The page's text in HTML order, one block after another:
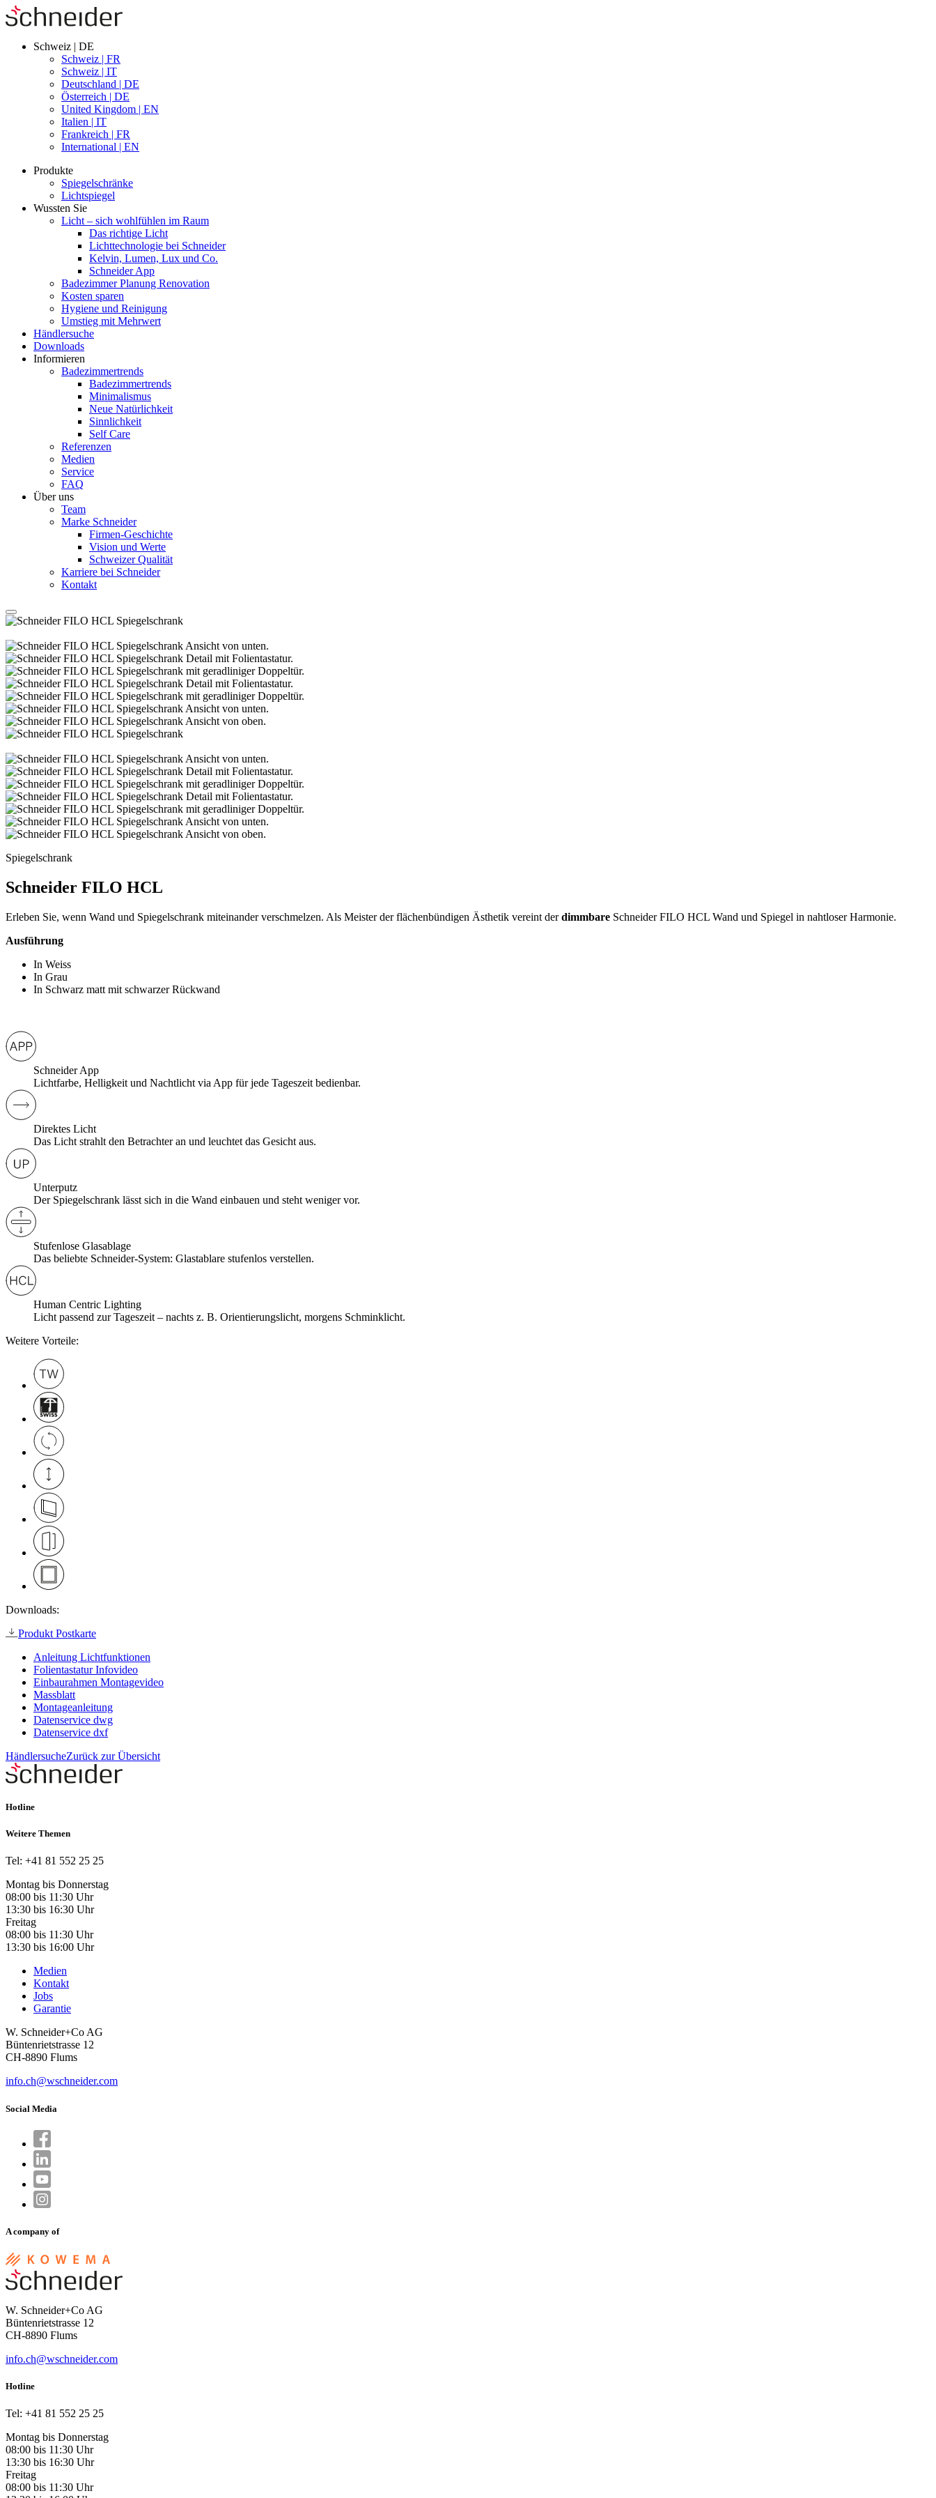
Schweiz | DE
Schweiz | FR
Schweiz | IT
Deutschland | DE
Österreich | DE
United Kingdom | EN
Italien | IT
Frankreich | FR
International | EN
Produkte
Spiegelschränke
Lichtspiegel
Wussten Sie
Licht – sich wohlfühlen im Raum
Das richtige Licht
Lichttechnologie bei Schneider
Kelvin, Lumen, Lux und Co.
Schneider App
Badezimmer Planung Renovation
Kosten sparen
Hygiene und Reinigung
Umstieg mit Mehrwert
Händlersuche
Downloads
Informieren
Badezimmertrends
Badezimmertrends
Minimalismus
Neue Natürlichkeit
Sinnlichkeit
Self Care
Referenzen
Medien
Service
FAQ
Über uns
Team
Marke Schneider
Firmen-Geschichte
Vision und Werte
Schweizer Qualität
Karriere bei Schneider
Kontakt
Spiegelschrank
Schneider FILO HCL
Erleben Sie, wenn Wand und Spiegelschrank miteinander verschmelzen. Als Meister der flächenbündigen Ästhetik vereint derdimmbare Schneider FILO HCL Wand und Spiegel in nahtloser Harmonie.
Ausführung
In Weiss
In Grau
In Schwarz matt mit schwarzer Rückwand
Schneider App
Lichtfarbe, Helligkeit und Nachtlicht via App für jede Tageszeit bedienbar.
Direktes Licht
Das Licht strahlt den Betrachter an und leuchtet das Gesicht aus.
Unterputz
Der Spiegelschrank lässt sich in die Wand einbauen und steht weniger vor.
Stufenlose Glasablage
Das beliebte Schneider-System: Glastablare stufenlos verstellen.
Human Centric Lighting
Licht passend zur Tageszeit – nachts z. B. Orientierungslicht, morgens Schminklicht.
Weitere Vorteile:
Downloads:
Produkt Postkarte
Anleitung Lichtfunktionen
Folientastatur Infovideo
Einbaurahmen Montagevideo
Massblatt
Montageanleitung
Datenservice dwg
Datenservice dxf
HändlersucheZurück zur Übersicht
Hotline
Weitere Themen
Tel: +41 81 552 25 25
Montag bis Donnerstag
08:00 bis 11:30 Uhr
13:30 bis 16:30 Uhr
Freitag
08:00 bis 11:30 Uhr
13:30 bis 16:00 Uhr
Medien
Kontakt
Jobs
Garantie
W. Schneider+Co AG
Büntenrietstrasse 12
CH-8890 Flums
info.ch@wschneider.com
Social Media
A company of
W. Schneider+Co AG
Büntenrietstrasse 12
CH-8890 Flums
info.ch@wschneider.com
Hotline
Tel: +41 81 552 25 25
Montag bis Donnerstag
08:00 bis 11:30 Uhr
13:30 bis 16:30 Uhr
Freitag
08:00 bis 11:30 Uhr